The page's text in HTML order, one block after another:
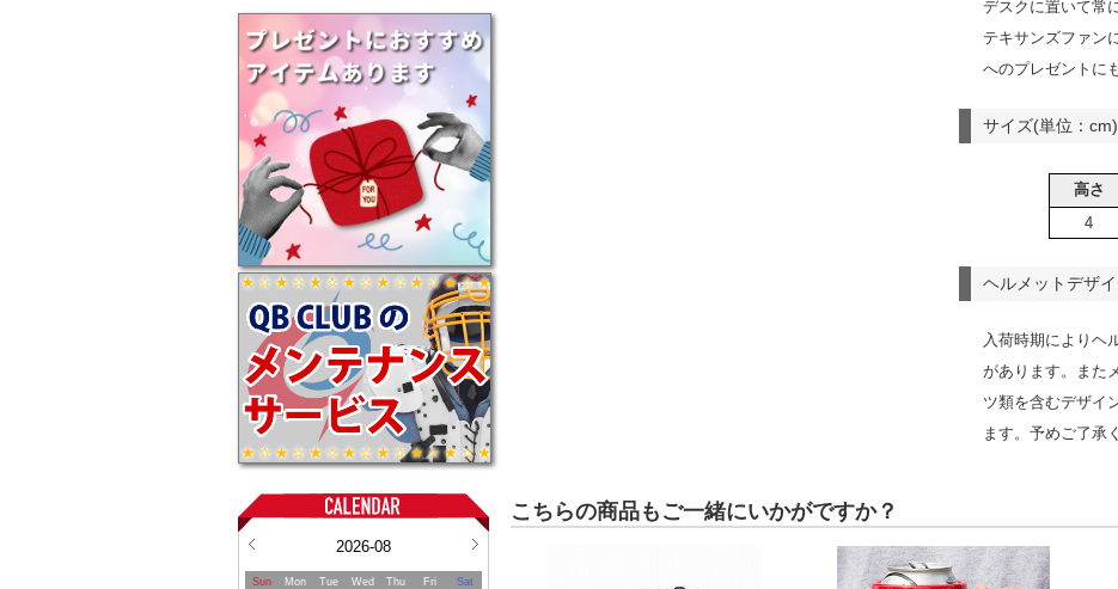
2026-08
Sun Mon Tue Wed Thu Fri Sat
デスクに置いて常
テキサンズファン
へのプレゼントに
サイズ(単位：cm)
高さ
4
ヘルメットデザ
入荷時期によりヘ
があります。また
ツ類を含むデザイ
ます。予めご了承
こちらの商品もご一緒にいかがですか？